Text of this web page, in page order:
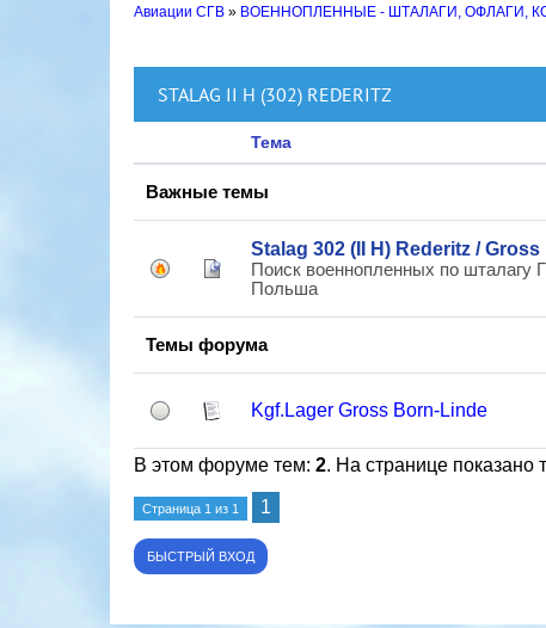
Авиации СГВ » ВОЕННОПЛЕННЫЕ - ШТАЛАГИ, ОФЛАГИ,
STALAG II H (302) REDERITZ
Тема
Важные темы
Stalag 302 (II H) Rederitz / Gross
Поиск военнопленных по шталагу
Польша
Темы форума
Kgf.Lager Gross Born-Linde
В этом форуме тем: 2. На странице показано
Страница 1 из 1 1